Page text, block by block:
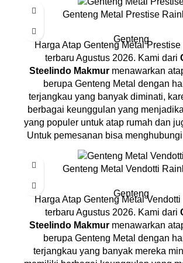
Genteng Metal Prestise
Genteng
Harga Atap Genteng Metal
terbaru Agustus 2026. Kami dari
Steelindo Makmur menawarkan
berupa Genteng Metal dengan
terjangkau yang banyak diminati,
berbagai keunggulan yang
yang populer untuk atap rumah dan
Untuk pemesanan bisa
Genteng Metal Vendotti
Genteng
Harga Atap Genteng Metal
terbaru Agustus 2026. Kami dari
Steelindo Makmur menawarkan
berupa Genteng Metal dengan
terjangkau yang banyak mereka